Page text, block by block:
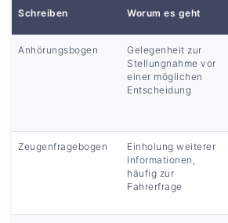
Schreiben Worum es geht
Anhörungsbogen
Gelegenheit zur
Stellungnahme vor
einer möglichen
Entscheidung
Zeugenfragebogen
Einholung weiterer
Informationen,
häufig zur
Fahrerfrage